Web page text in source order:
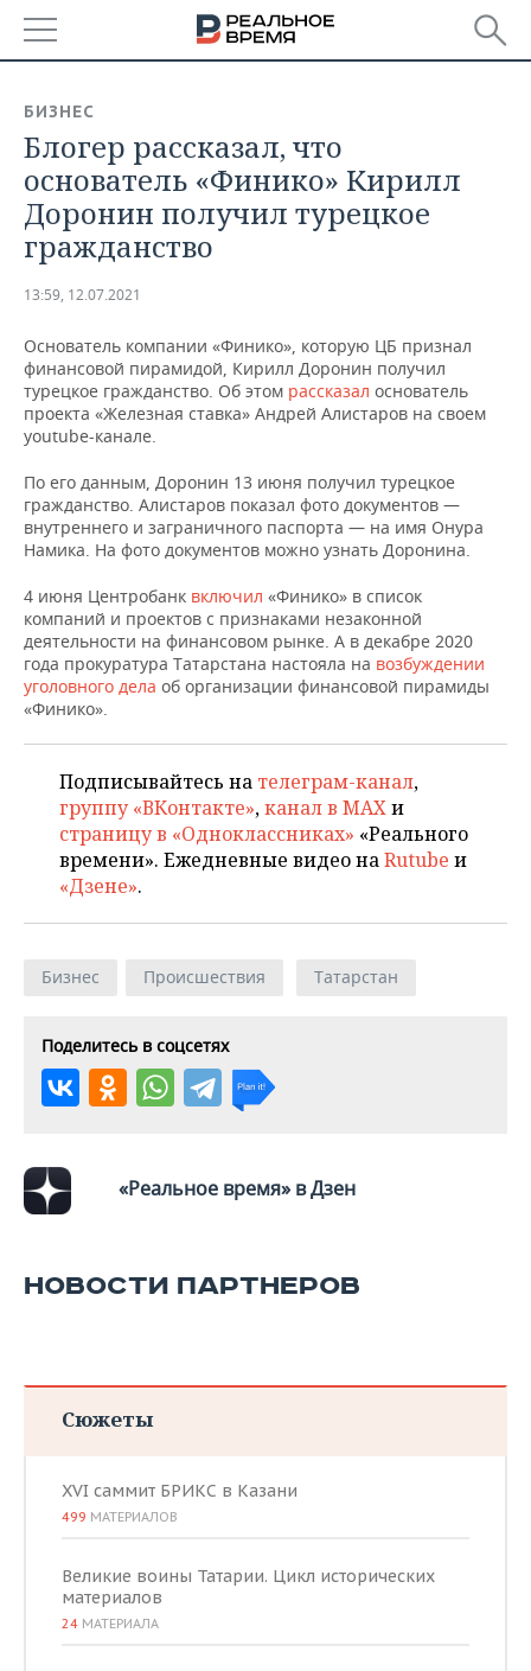
БАШКОРТОСТАН
ТАТАРСТАН
УДМУРТИЯ
НОВОСТИ
АНАЛИТИКА
НОВОСТИ АНАЛИТИКИ
ДЕКЛАРАЦИИ О ДОХОДАХ
КОРОЛИ ГОСЗАКАЗА ПФО
ВУЗЫ ТАТАРСТАНА
ТОРГОВЫЕ ЦЕНТРЫ
ТАТАРСТАНА
ЭКОНОМИКА
НОВОСТИ ЭКОНОМИКИ
ФИНАНСЫ
БАНКИ
ИНВЕСТИЦИИ
ПРОМЫШЛЕННОСТЬ
НОВОСТИ
ПРОМЫШЛЕННОСТИ
АГРОПРОМ
МАШИНОСТРОЕНИЕ
НЕФТЕХИМИЯ
НЕФТЬ
ОПК
ЭНЕРГЕТИКА
НЕДВИЖИМОСТЬ
НОВОСТИ НЕДВИЖИМОСТИ
АВТО
НОВОСТИ БИЗНЕСА
ТРАНСПОРТ
УСЛУГИ
ТЕХНОЛОГИИ
IT
МЕДИА
ТЕЛЕКОММУНИКАЦИИ
НОВОСТИ МЕРОПРИЯТИЙ
ВЫЕЗДНАЯ РЕДАКЦИЯ
БИЗНЕС-БРАНЧИ
ONLINE-КОНФЕРЕНЦИИ
ОТКРЫТАЯ ЛЕКЦИЯ
СПОРТ
НОВОСТИ СПОРТА
ФУТБОЛ
ХОККЕЙ
БАСКЕТБОЛ
ВОЛЕЙБОЛ
ВОДНЫЕ ВИДЫ СПОРТА
ОБЩЕСТВО
НОВОСТИ ОБЩЕСТВА
ВЛАСТЬ
ИНФРАСТРУКТУРА
ИСТОРИЯ
ОБРАЗОВАНИЕ
ФОТОГАЛЕРЕЯ
СЮЖЕТЫ
СПРАВОЧНИК
СПИСОК ПЕРСОН
ПОЛНАЯ ВЕРСИЯ
БИЗНЕС
Блогер рассказал, что
основатель «Финико» Кирилл
Доронин получил турецкое
гражданство
13:59, 12.07.2021
Основатель компании «Финико», которую ЦБ признал
финансовой пирамидой, Кирилл Доронин получил
турецкое гражданство. Об этом рассказал основатель
проекта «Железная ставка» Андрей Алистаров на своем
youtube-канале.
По его данным, Доронин 13 июня получил турецкое
гражданство. Алистаров показал фото документов —
внутреннего и заграничного паспорта — на имя Онура
Намика. На фото документов можно узнать Доронина.
4 июня Центробанк включил «Финико» в список
компаний и проектов с признаками незаконной
деятельности на финансовом рынке. А в декабре 2020
года прокуратура Татарстана настояла на возбуждении
уголовного дела об организации финансовой пирамиды
«Финико».
Подписывайтесь на телеграм-канал,
группу «ВКонтакте»,канал в MAXи
страницу в «Одноклассниках» «Реального
времени». Ежедневные видео наRutube и
«Дзене».
Бизнес Происшествия Татарстан
Поделитесь в соцсетях
«Реальное время» в Дзен
НОВОСТИ ПАРТНЕРОВ
Сюжеты
XVI саммит БРИКС в Казани
499 МАТЕРИАЛОВ
Великие воины Татарии. Цикл исторических
материалов
24 МАТЕРИАЛА